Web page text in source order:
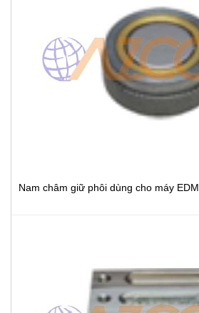
Nam châm giữ phôi dùng cho máy EDM